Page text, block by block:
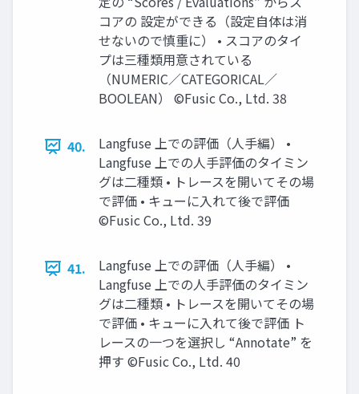
コアの 設定ができる（設定自体は消
せないので慎重に） • スコアのタイ
プは三種類用意されている
（NUMERIC／CATEGORICAL／
BOOLEAN） ©Fusic Co., Ltd. 38
40.
Langfuse 上での評価（人手編） •
Langfuse 上での人手評価のタイミン
グは二種類 • トレースを開いてその場
で評価 • キューに入れて後で評価
©Fusic Co., Ltd. 39
41.
Langfuse 上での評価（人手編） •
Langfuse 上での人手評価のタイミン
グは二種類 • トレースを開いてその場
で評価 • キューに入れて後で評価 ト
レースの一つを選択し “Annotate” を
押す ©Fusic Co., Ltd. 40